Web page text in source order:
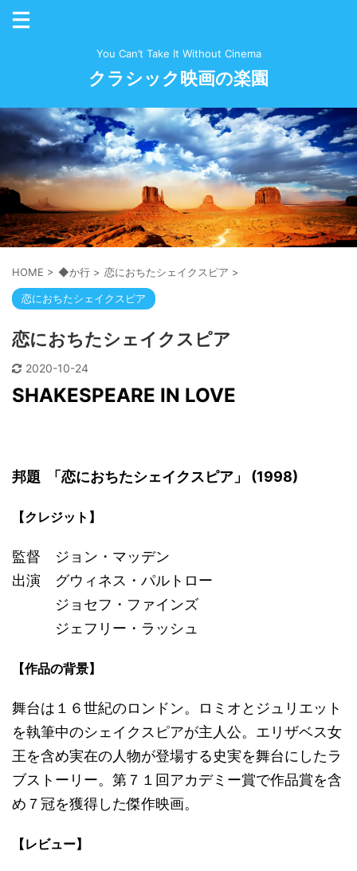
You Can’t Take It Without Cinema
クラシック映画の楽園
HOME > ◆か行 > 恋におちたシェイクスピア >
恋におちたシェイクスピア
恋におちたシェイクスピア
2020-10-24
SHAKESPEARE IN LOVE
邦題 「恋におちたシェイクスピア」 (1998)
【クレジット】
監督 ジョン・マッデン
出演 グウィネス・パルトロー
ジョセフ・ファインズ
ジェフリー・ラッシュ
【作品の背景】
舞台は１６世紀のロンドン。ロミオとジュリエット
を執筆中のシェイクスピアが主人公。エリザベス女
王を含め実在の人物が登場する史実を舞台にしたラ
ブストーリー。第７１回アカデミー賞で作品賞を含
め７冠を獲得した傑作映画。
【レビュー】